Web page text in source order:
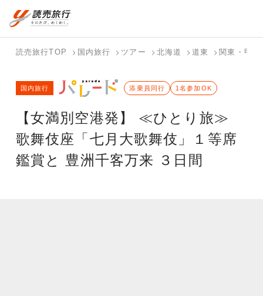
国内旅行トップ
バスツアー
を探す
個人旅行
（ブーケ）を探す
ら探す
テーマから
探す
写真から探
海外旅行トップ
海外特集か
ら探す
テーマから
探す
す
読売旅行TOP 国内旅行 ツアー 北海道 道東 関東・甲信
【女満別空港発】 ≪ひとり旅≫
歌舞伎座「七月大歌舞伎」１等席
鑑賞と 豊洲千客万来 ３日間
国内旅行 添乗員同行 1名参加OK